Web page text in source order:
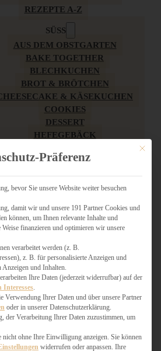
REZEPTE A-Z
SÜSS
AUS DEM OBSTGARTEN
BAKE TOGETHER
BLECHKUCHEN
BROT & BRÖTCHEN
& KÄSEKUCHEN
COOKIES
DESSERT
HEFEGEBÄCK
KUCHEN
LOW CARB & GESÜNDER
MY AMERICAN BAKERY
SCHOKOLADIGES
SÜSSES HAUPTGERICHT
TÖRTCHEN
VEGAN SÜSS
WEIHNACHTSBÄCKEREI
HERZHAFT
BURGER & SANDWICHES
Mit
Präferenz
bevor Sie unsere Website weiter besuchen
damit wir und unsere 191 Partner Cookies und
können, um Ihnen relevante Inhalte und
finanzieren und optimieren wir unsere
verarbeitet werden (z. B.
z. B. für personalisierte Anzeigen und
und Inhalten.
Ihre Daten (jederzeit widerrufbar) auf der
Interesses
Verwendung Ihrer Daten und über unsere Partner
oder in unserer Datenschutzerklärung.
der Verarbeitung Ihrer Daten zuzustimmen, um
ohne Ihre Einwilligung anzeigen. Sie können
widerrufen oder anpassen. Ihre